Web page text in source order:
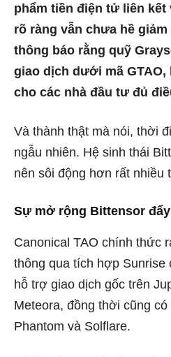
phẩm tiền điện tử liên
rõ ràng vẫn chưa hề
thông báo rằng quỹ
giao dịch dưới mã
cho các nhà đầu tư đủ
Và thành thật mà nói, thời
ngẫu nhiên. Hệ sinh thái
nên sôi động hơn rất nhiều
Sự mở rộng Bittensor
Canonical TAO chính thức
thông qua tích hợp Sunrise
hỗ trợ giao dịch gốc trên
Meteora, đồng thời cũng
Phantom và Solflare.